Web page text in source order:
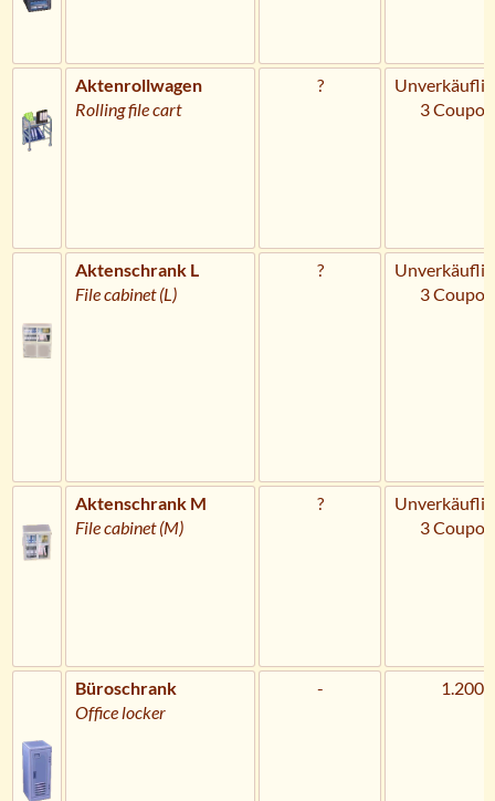
Aktenrollwagen
Rolling file cart
?
3
Aktenschrank L
File cabinet (L)
?
3
Aktenschrank M
File cabinet (M)
?
3
Büroschrank
Office locker
- 1.200